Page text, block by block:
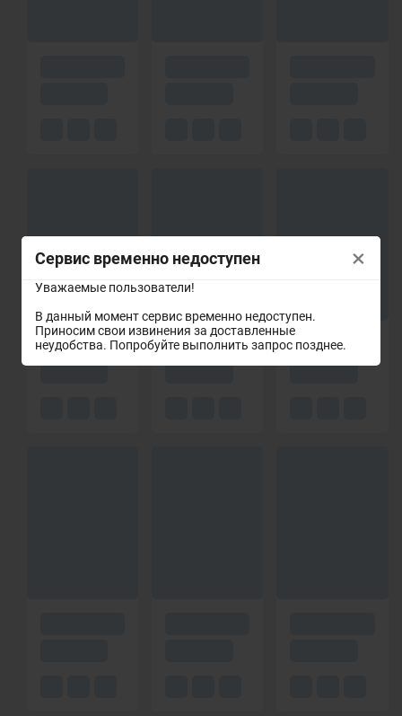
Сервис временно недоступен
Уважаемые пользователи!
В данный момент сервис временно недоступен.
Приносим свои извинения за доставленные
неудобства. Попробуйте выполнить запрос позднее.
×